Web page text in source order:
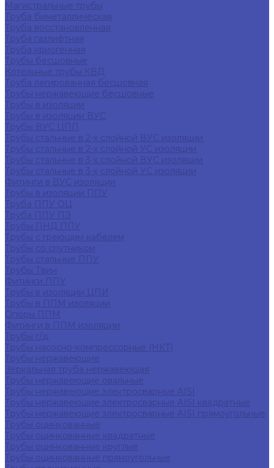
Магистральные трубы
Труба биметаллическая
Труба восстановленная
Труба газлифтная
Труба криогенная
Трубы бесшовные
Котельные трубы КВД
Труба легированная бесшовная
Трубы нержавеющие бесшовные
Трубы в изоляции
Трубы в изоляции ВУС
Трубы ВУС ЦПП
Трубы стальные в 2-х слойной ВУС изоляции
Трубы стальные в 2-х слойной УС изоляции
Трубы стальные в 3-х слойной ВУС изоляции
Трубы стальные в 3-х слойной УС изоляции
Фитинги в ВУС изоляции
Трубы в изоляции ППУ
Труба ППУ ОЦ
Труба ППУ ПЭ
Трубы ПНД ППУ
Трубы с греющим кабелем
Трубы со спутником
Трубы стальные ППУ
Трубы Твин
Фитинги ППУ
Трубы в изоляции ЦПИ
Трубы в ППМ изоляции
Опоры ППМ
Фитинги в ППМ изоляции
Трубы г/д
Трубы насосно-компрессорные (НКТ)
Трубы нержавеющие
Зеркальная труба нержавеющая
Трубы нержавеющие овальные
Трубы нержавеющие электросварные AISI
Трубы нержавеющие электросварные AISI квадратные
Трубы нержавеющие электросварные AISI прямоугольные
Трубы оцинкованные
Трубы оцинкованные квадратные
Трубы оцинкованные круглые
Трубы оцинкованные прямоугольные